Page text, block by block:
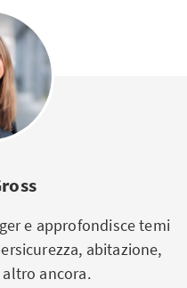
e approfondisce temi
abitazione,
ancora.